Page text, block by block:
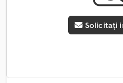
fără garanție * Ne asumăm
vânzări intermediare * Număr intern:
Solicitați